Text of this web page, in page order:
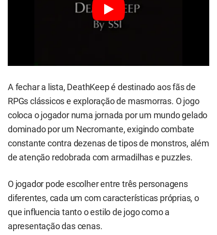
A fechar a lista, DeathKeep é destinado aos fãs de
RPGs clássicos e exploração de masmorras. O jogo
coloca o jogador numa jornada por um mundo gelado
dominado por um Necromante, exigindo combate
constante contra dezenas de tipos de monstros, além
de atenção redobrada com armadilhas e puzzles.
O jogador pode escolher entre três personagens
diferentes, cada um com características próprias, o
que influencia tanto o estilo de jogo como a
apresentação das cenas.